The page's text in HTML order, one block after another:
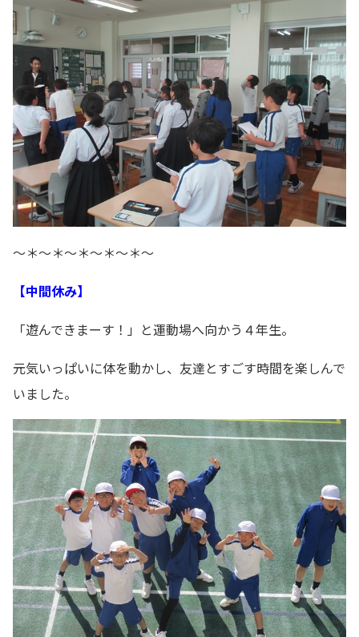
～＊～＊～＊～＊～＊～
【中間休み】
「遊んできまーす！」と運動場へ向かう４年生。
元気いっぱいに体を動かし、友達とすごす時間を楽しんで
いました。